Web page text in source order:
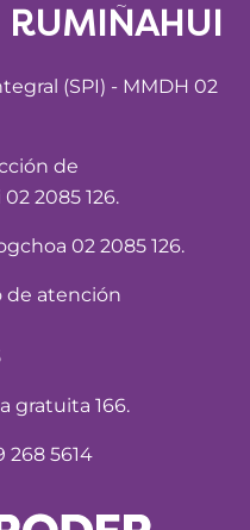
RUMIÑAHUI
(SPI) - MMDH 02
de
2085 126.
02 2085 126.
de atención
gratuita 166.
268 5614